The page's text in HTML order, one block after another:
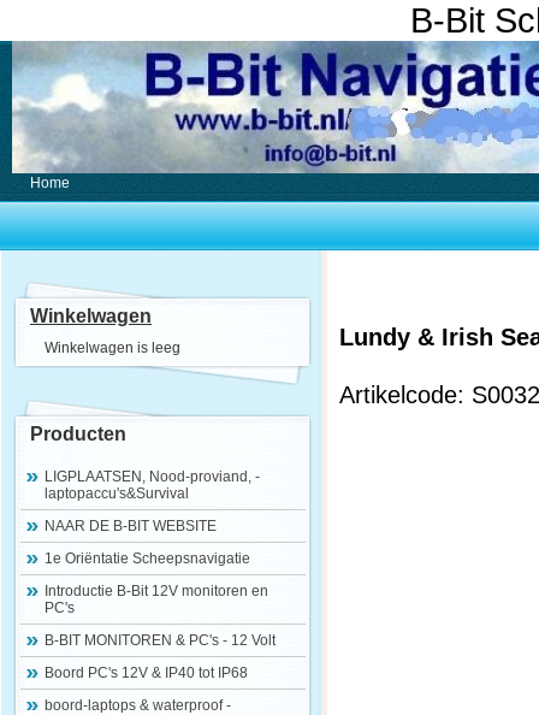
B-Bit
Home
Winkelwagen
Winkelwagen is leeg
Producten
LIGPLAATSEN, Nood-proviand, -
laptopaccu's&Survival
NAAR DE B-BIT WEBSITE
1e Oriëntatie Scheepsnavigatie
Introductie B-Bit 12V monitoren en
PC's
B-BIT MONITOREN & PC's - 12 Volt
Boord PC's 12V & IP40 tot IP68
boord-laptops & waterproof -
Lundy & Irish
Artikelcode: